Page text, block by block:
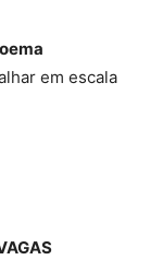
em escala